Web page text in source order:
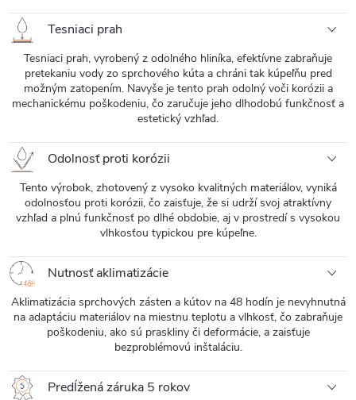
Tesniaci prah
Tesniaci prah, vyrobený z odolného hliníka, efektívne zabraňuje
pretekaniu vody zo sprchového kúta a chráni tak kúpeľňu pred
možným zatopením. Navyše je tento prah odolný voči korózii a
mechanickému poškodeniu, čo zaručuje jeho dlhodobú funkčnosť a
estetický vzhľad.
Odolnosť proti korózii
Tento výrobok, zhotovený z vysoko kvalitných materiálov, vyniká
odolnosťou proti korózii, čo zaisťuje, že si udrží svoj atraktívny
vzhľad a plnú funkčnosť po dlhé obdobie, aj v prostredí s vysokou
vlhkosťou typickou pre kúpeľne.
Nutnosť aklimatizácie
Aklimatizácia sprchových zásten a kútov na 48 hodín je nevyhnutná
na adaptáciu materiálov na miestnu teplotu a vlhkosť, čo zabraňuje
poškodeniu, ako sú praskliny či deformácie, a zaisťuje
bezproblémovú inštaláciu.
Predĺžená záruka 5 rokov